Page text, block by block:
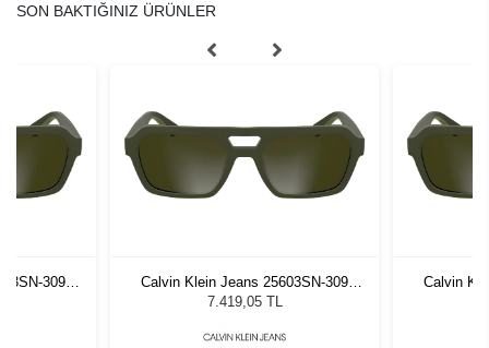
SON BAKTIĞINIZ ÜRÜNLER
309
Calvin Klein Jeans 25603SN-309
Matte Khaki Unisex Güneş Gözlüğü
7.419,05 TL
Calvin